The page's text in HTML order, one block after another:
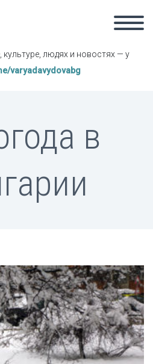
культуре, людях и новостях — у
varyadavydovabg
в